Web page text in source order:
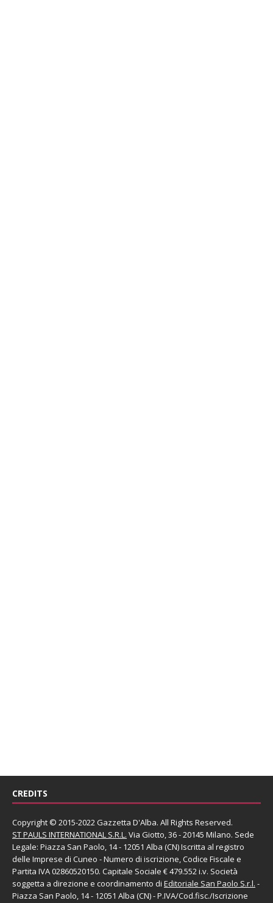
CREDITS
Copyright © 2015-2022 Gazzetta D'Alba. All Rights Reserved.
ST PAULS INTERNATIONAL S.R.L. Via Giotto, 36 - 20145 Milano. Sede
Legale: Piazza San Paolo, 14 - 12051 Alba (CN) Iscritta al registro
delle Imprese di Cuneo - Numero di iscrizione, Codice Fiscale e
Partita IVA 02860520150. Capitale Sociale € 479.552 i.v. Società
soggetta a direzione e coordinamento di Editoriale San Paolo S.r.l. -
Piazza San Paolo, 14 - 12051 Alba (CN) - P.IVA/Cod.fisc./Iscrizione